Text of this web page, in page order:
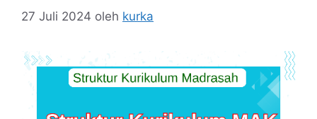
27 Juli 2024 oleh kurka